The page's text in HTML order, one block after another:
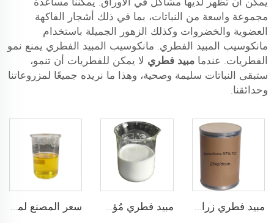
مجموعة واسعة من النباتات، بما في ذلك أشجار الفاكهة
العضوية والخضروات وكذلك الزهور الجميلة باستخدام
مانكوسيب المبيد الفطري. مانكوسيب المبيد الفطري يمنع نمو
الفطريات. عندما مبيد فطري لا يمكن للفطريات أن تنمو،
ستبقى النباتات سليمة وصحية، وهذا ما نريده جميعًا لمزروعاتنا
وحدائقنا.
مبيد فطري زراعي إبروديون 97%TC إبروديون tc CAS 36734-19-7 مبيد فطري مُؤهل 2.5% فلاوتروفال + 2.5% ثيابندازول SC بسعر المصنع سعر المصنع لمبيد فطري هكساكونازول 5%EC 10%EC بجودة جيدة